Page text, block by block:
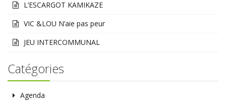
L’ESCARGOT KAMIKAZE
VIC &LOU N’aie pas peur
JEU INTERCOMMUNAL
Catégories
Agenda